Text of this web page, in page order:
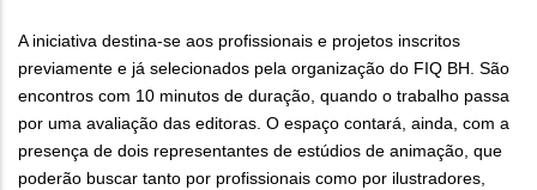
A iniciativa destina-se aos profissionais e projetos inscritos
previamente e já selecionados pela organização do FIQ BH. São
encontros com 10 minutos de duração, quando o trabalho passa
por uma avaliação das editoras. O espaço contará, ainda, com a
presença de dois representantes de estúdios de animação, que
poderão buscar tanto por profissionais como por ilustradores,